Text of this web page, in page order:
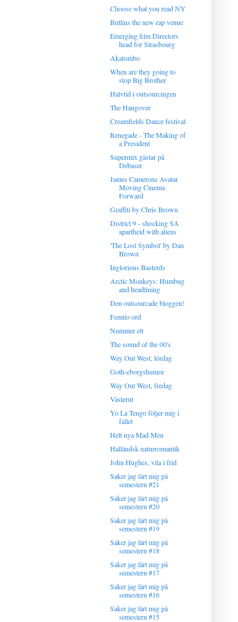
Choose what you read NY
Butlins the new rap venue
Emerging film Directors
head for Strasbourg
Akatombo
When are they going to
stop Big Brother
Halvtid i outsourcingen
The Hangover
Creamfields Dance festival
Renegade - The Making of
a President
Supermix gästar på
Debaser
James Camerons Avatar
Moving Cinema
Forward
Graffiti by Chris Brown
District 9 - shocking SA
apartheid with aliens
'The Lost Symbol' by Dan
Brown
Inglorious Basterds
Arctic Monkeys: Humbug
and headlining
Den outsourcade bloggen!
Femtio ord
Nummer ett
The sound of the 00's
Way Out West, lördag
Goth-eborgshumor
Way Out West, fredag
Västerut
Yo La Tengo följer mig i
fallet
Helt nya Mad Men
Halländsk naturromantik
John Hughes, vila i frid
Saker jag lärt mig på
semestern #21
Saker jag lärt mig på
semestern #20
Saker jag lärt mig på
semestern #19
Saker jag lärt mig på
semestern #18
Saker jag lärt mig på
semestern #17
Saker jag lärt mig på
semestern #16
Saker jag lärt mig på
semestern #15